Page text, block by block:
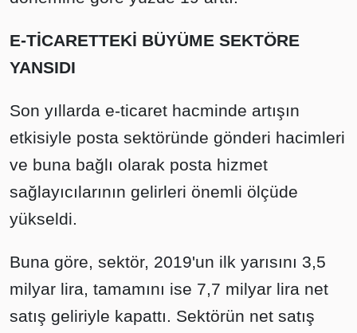
E-TİCARETTEKİ BÜYÜME SEKTÖRE
YANSIDI
Son yıllarda e-ticaret hacminde artışın
etkisiyle posta sektöründe gönderi hacimleri
ve buna bağlı olarak posta hizmet
sağlayıcılarının gelirleri önemli ölçüde
yükseldi.
Buna göre, sektör, 2019'un ilk yarısını 3,5
milyar lira, tamamını ise 7,7 milyar lira net
satış geliriyle kapattı. Sektörün net satış